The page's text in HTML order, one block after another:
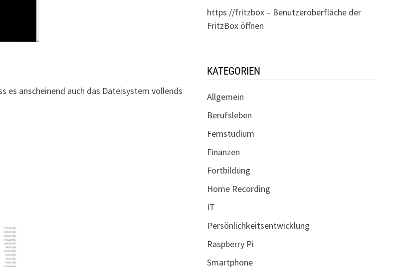
es anscheinend auch das Dateisystem vollends
https //fritzbox – Benutzeroberfläche der
FritzBox öffnen
KATEGORIEN
Allgemein
Berufsleben
Fernstudium
Finanzen
Fortbildung
Home Recording
IT
Persönlichkeitsentwicklung
Raspberry Pi
Smartphone